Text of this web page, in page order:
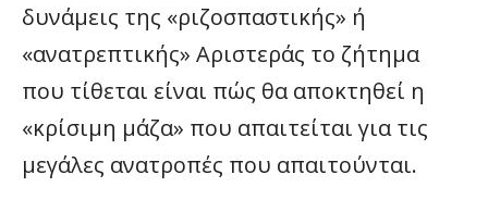
δυνάμεις της «ριζοσπαστικής» ή
«ανατρεπτικής» Αριστεράς το ζήτημα
που τίθεται είναι πώς θα αποκτηθεί η
«κρίσιμη μάζα» που απαιτείται για τις
μεγάλες ανατροπές που απαιτούνται.